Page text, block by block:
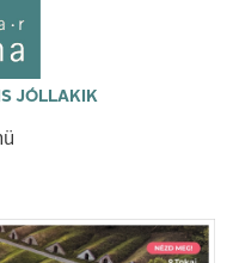
JÓLLAKIK